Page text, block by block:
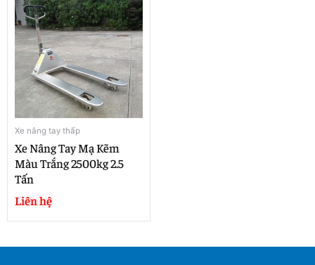
Xe nâng tay thấp
Xe Nâng Tay Mạ Kẽm
Màu Trắng 2500kg 2.5
Tấn
Liên hệ